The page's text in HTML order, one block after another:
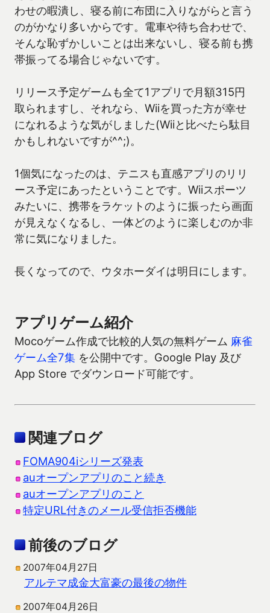
わせの暇潰し、寝る前に布団に入りながらと言う
のがかなり多いからです。電車や待ち合わせで、
そんな恥ずかしいことは出来ないし、寝る前も携
帯振ってる場合じゃないです。
リリース予定ゲームも全て1アプリで月額315円
取られますし、それなら、Wiiを買った方が幸せ
になれるような気がしました(Wiiと比べたら駄目
かもしれないですが^^;)。
1個気になったのは、テニスも直感アプリのリリ
ース予定にあったということです。Wiiスポーツ
みたいに、携帯をラケットのように振ったら画面
が見えなくなるし、一体どのように楽しむのか非
常に気になりました。
長くなってので、ウタホーダイは明日にします。
アプリゲーム紹介
Mocoゲーム作成で比較的人気の無料ゲーム 麻雀
ゲーム全7集 を公開中です。Google Play 及び
App Store でダウンロード可能です。
関連ブログ
FOMA904iシリーズ発表
auオープンアプリのこと続き
auオープンアプリのこと
特定URL付きのメール受信拒否機能
前後のブログ
2007年04月27日
アルテマ成金大富豪の最後の物件
2007年04月26日